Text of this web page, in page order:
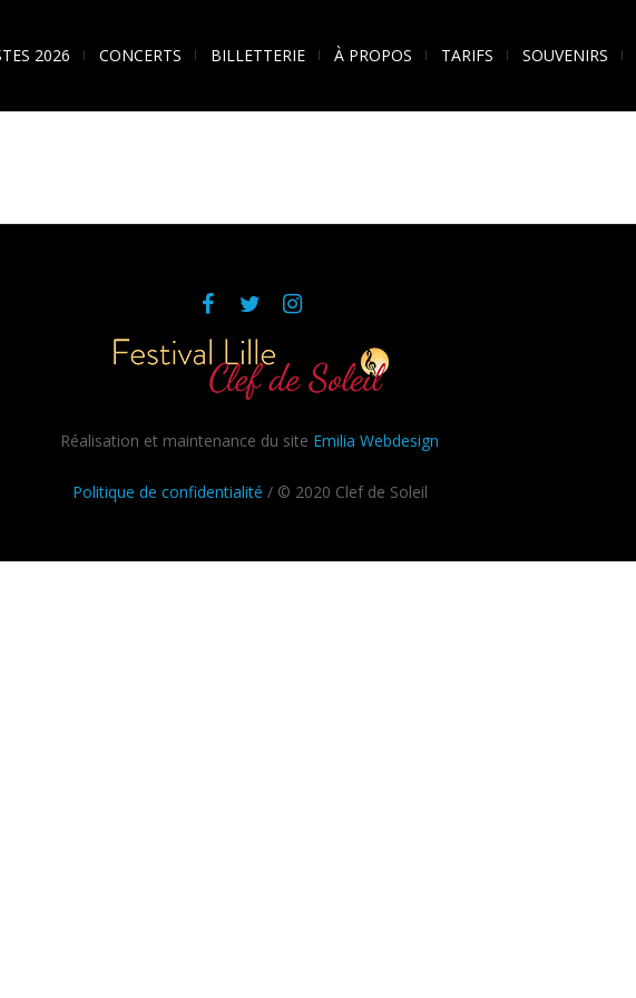
2026 CONCERTS BILLETTERIE À PROPOS TARIFS SOUVENIRS
Réalisation et maintenance du site Emilia Webdesign
Politique de confidentialité / © 2020 Clef de Soleil